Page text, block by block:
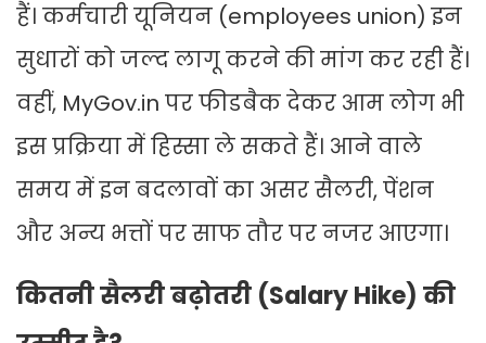
हैं। कर्मचारी यूनियन (employees union) इन
सुधारों को जल्द लागू करने की मांग कर रही हैं।
वहीं, MyGov.in पर फीडबैक देकर आम लोग भी
इस प्रक्रिया में हिस्सा ले सकते हैं। आने वाले
समय में इन बदलावों का असर सैलरी, पेंशन
और अन्य भत्तों पर साफ तौर पर नजर आएगा।
कितनी सैलरी बढ़ोतरी (Salary Hike) की